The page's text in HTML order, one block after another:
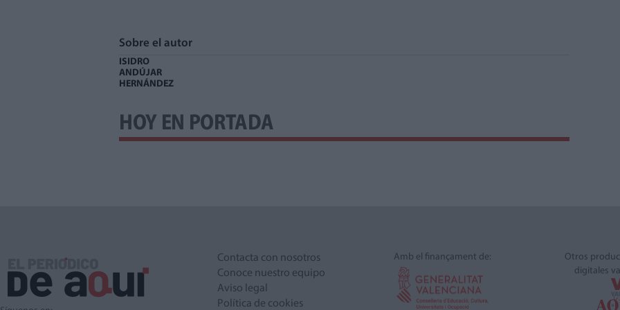
Sobre el autor
ISIDRO
ANDÚJAR
HERNÁNDEZ
HOY EN PORTADA
Contacta con nosotros
Conoce nuestro equipo
Aviso legal
Política de cookies
Amb el finançament de:
Otros
digitales